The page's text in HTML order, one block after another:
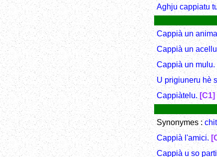
Aghju cappiatu
Cappià un
Cappià un
Cappià un mulu.
U prigiuneru hè
Cappiàtelu. [C1]
Synonymes :
Cappià l'amici.
Cappià u so